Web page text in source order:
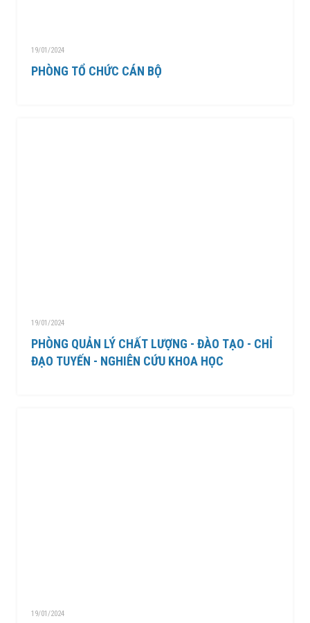
19/01/2024
PHÒNG TỔ CHỨC CÁN BỘ
19/01/2024
PHÒNG QUẢN LÝ CHẤT LƯỢNG - ĐÀO TẠO - CHỈ
ĐẠO TUYẾN - NGHIÊN CỨU KHOA HỌC
19/01/2024